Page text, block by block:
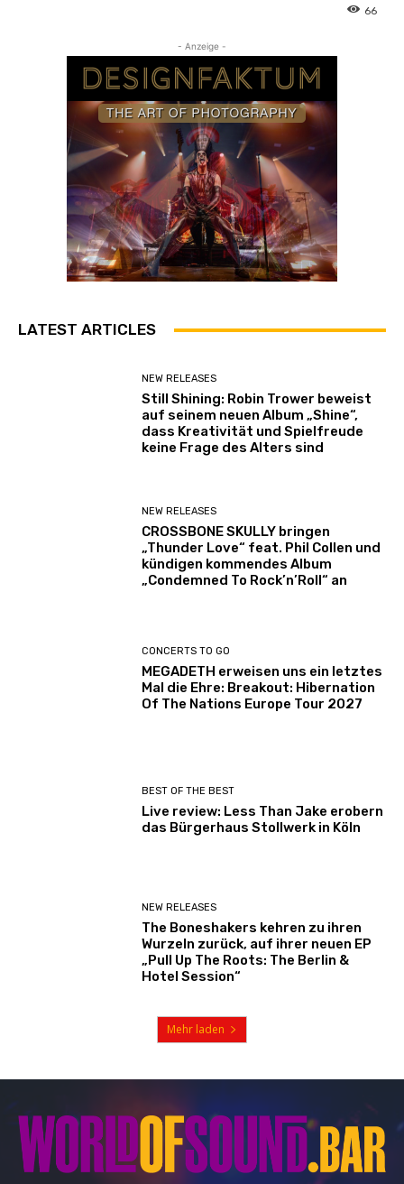
66
- Anzeige -
LATEST ARTICLES
NEW RELEASES
Still Shining: Robin Trower beweist
auf seinem neuen Album „Shine“,
dass Kreativität und Spielfreude
keine Frage des Alters sind
NEW RELEASES
CROSSBONE SKULLY bringen
„Thunder Love“ feat. Phil Collen und
kündigen kommendes Album
„Condemned To Rock’n’Roll“ an
CONCERTS TO GO
MEGADETH erweisen uns ein letztes
Mal die Ehre: Breakout: Hibernation
Of The Nations Europe Tour 2027
BEST OF THE BEST
Live review: Less Than Jake erobern
das Bürgerhaus Stollwerk in Köln
NEW RELEASES
The Boneshakers kehren zu ihren
Wurzeln zurück, auf ihrer neuen EP
„Pull Up The Roots: The Berlin &
Hotel Session“
Mehr laden